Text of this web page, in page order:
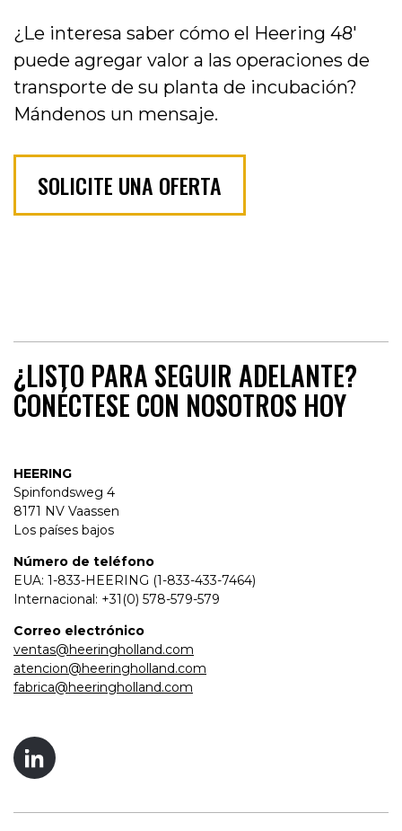
¿Le interesa saber cómo el Heering 48′
puede agregar valor a las operaciones de
transporte de su planta de incubación?
Mándenos un mensaje.
SOLICITE UNA OFERTA
¿LISTO PARA SEGUIR ADELANTE?
CONÉCTESE CON NOSOTROS HOY
HEERING
Spinfondsweg 4
8171 NV Vaassen
Los países bajos
Número de teléfono
EUA: 1-833-HEERING (1-833-433-7464)
Internacional: +31(0) 578-579-579
Correo electrónico
ventas@heeringholland.com
atencion@heeringholland.com
fabrica@heeringholland.com